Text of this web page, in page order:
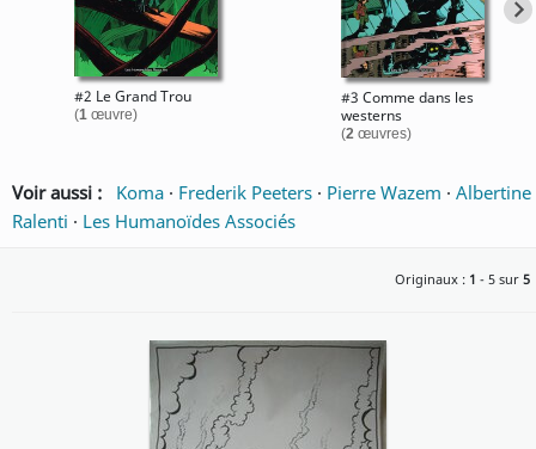
#2 Le Grand Trou
(1œuvre)
#3 Comme dans les
westerns
(2 œuvres)
Voir aussi : Koma · Frederik Peeters · Pierre Wazem · Albertine
Ralenti · Les Humanoïdes Associés
Originaux : 1 - 5 sur 5